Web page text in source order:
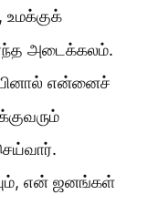
அடைக்கலம்.
என்னைச்
என் ஜனங்கள்